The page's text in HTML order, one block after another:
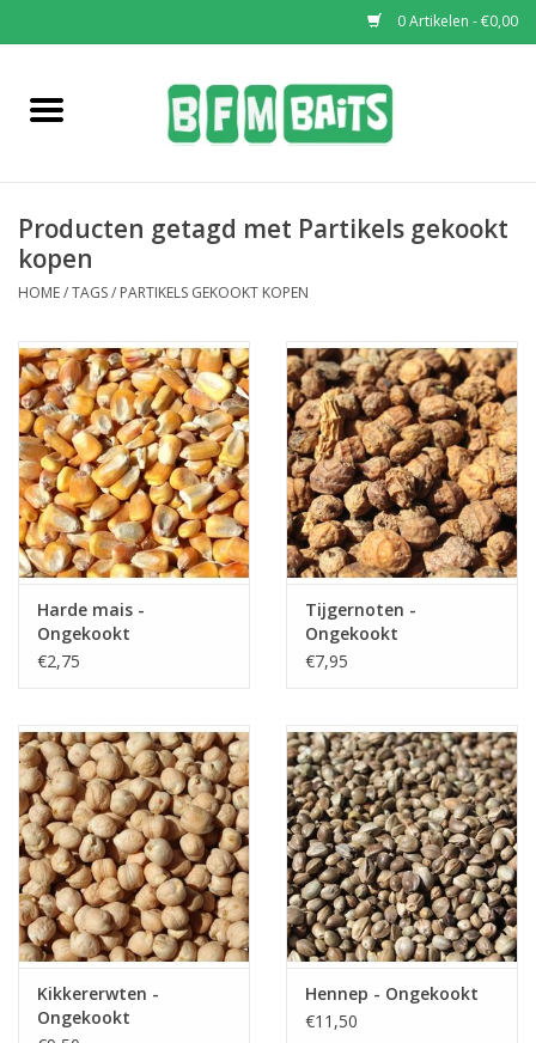
0 Artikelen - €0,00
Home
Pop-Ups
Soaks & Dips
Bucket Deals
Bulk Deals
Partikels & Pellets
Nieuws
Producten getagd met Partikels gekookt
kopen
HOME/TAGS/ PARTIKELS GEKOOKT KOPEN
Harde mais -
Ongekookt
€2,75
Tijgernoten -
Ongekookt
€7,95
Kikkererwten -
Ongekookt
Hennep - Ongekookt
€11,50